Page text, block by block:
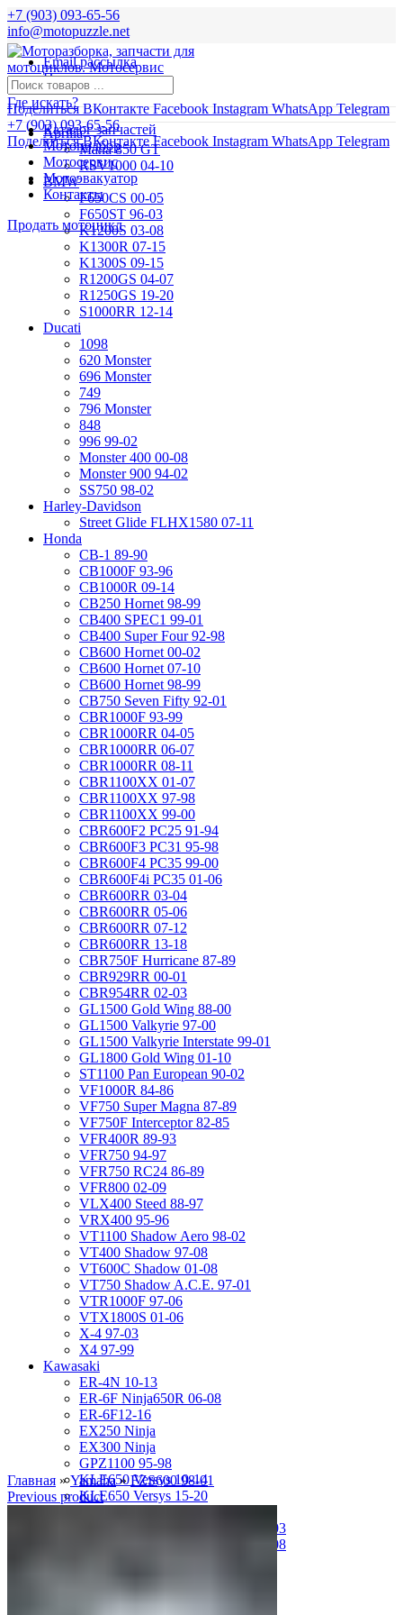
+7 (903) 093-65-56
info@motopuzzle.net
Email рассылка
Новости
Поделиться ВКонтакте Facebook Instagram WhatsApp Telegram
+7 (903) 093-65-56
Поделиться ВКонтакте Facebook Instagram WhatsApp Telegram
Где искать?
Aprilia
Mana 850 GT
RSV1000 04-10
BMW
F650CS 00-05
F650ST 96-03
K1200S 03-08
K1300R 07-15
K1300S 09-15
R1200GS 04-07
R1250GS 19-20
S1000RR 12-14
Ducati
1098
620 Monster
696 Monster
749
796 Monster
848
996 99-02
Monster 400 00-08
Monster 900 94-02
SS750 98-02
Harley-Davidson
Street Glide FLHX1580 07-11
Honda
CB-1 89-90
CB1000F 93-96
CB1000R 09-14
CB250 Hornet 98-99
CB400 SPEC1 99-01
CB400 Super Four 92-98
CB600 Hornet 00-02
CB600 Hornet 07-10
CB600 Hornet 98-99
CB750 Seven Fifty 92-01
CBR1000F 93-99
CBR1000RR 04-05
CBR1000RR 06-07
CBR1000RR 08-11
CBR1100XX 01-07
CBR1100XX 97-98
CBR1100XX 99-00
CBR600F2 PC25 91-94
CBR600F3 PC31 95-98
CBR600F4 PC35 99-00
CBR600F4i PC35 01-06
CBR600RR 03-04
CBR600RR 05-06
CBR600RR 07-12
CBR600RR 13-18
CBR750F Hurricane 87-89
CBR929RR 00-01
CBR954RR 02-03
GL1500 Gold Wing 88-00
GL1500 Valkyrie 97-00
GL1500 Valkyrie Interstate 99-01
GL1800 Gold Wing 01-10
ST1100 Pan European 90-02
VF1000R 84-86
VF750 Super Magna 87-89
VF750F Interceptor 82-85
VFR400R 89-93
VFR750 94-97
VFR750 RC24 86-89
VFR800 02-09
VLX400 Steed 88-97
VRX400 95-96
VT1100 Shadow Aero 98-02
VT400 Shadow 97-08
VT600C Shadow 01-08
VT750 Shadow A.C.E. 97-01
VTR1000F 97-06
VTX1800S 01-06
X-4 97-03
X4 97-99
Kawasaki
ER-4N 10-13
ER-6F Ninja650R 06-08
ER-6F12-16
EX250 Ninja
EX300 Ninja
GPZ1100 95-98
KLE650 Versys 10-14
KLE650 Versys 15-20
VN1500 Vulcan Mean Streak 02-03
VN1600 Vulcan Mean Streak 04-08
Z-750 04-06
Каталог запчастей
Мотоподбор
Мотосервис
Мотоэвакуатор
Контакты
Продать мотоцикл
Главная »Yamaha»FZS600 98-01
Previous product